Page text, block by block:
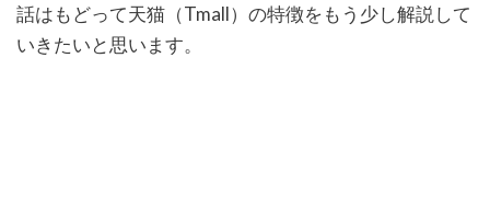
話はもどって天猫（Tmall）の特徴をもう少し解説して
いきたいと思います。